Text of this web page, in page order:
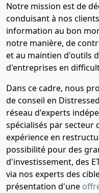
Notre mission est de
conduisant à nos
information au bon
notre manière, de
et au maintien d'outils
d'entreprises en
Dans ce cadre, nous
de conseil en
réseau d'experts
spécialisés par secteur
expérience en
possibilité pour des
d'investissement, des
via nos experts des
présentation d'une